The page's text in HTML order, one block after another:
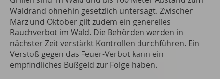
Waldrand ohnehin gesetzlich untersagt. Zwischen
März und Oktober gilt zudem ein generelles
Rauchverbot im Wald. Die Behörden werden in
nächster Zeit verstärkt Kontrollen durchführen. Ein
Verstoß gegen das Feuer-Verbot kann ein
empfindliches Bußgeld zur Folge haben.